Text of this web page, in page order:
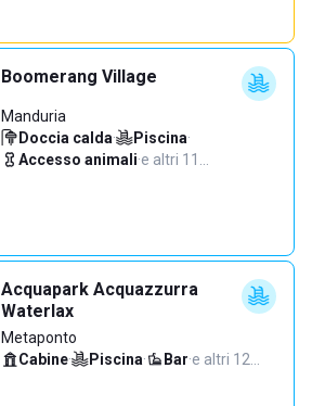
Boomerang Village
Manduria
Doccia calda· Piscina·
Accesso animali·e altri 11…
Acquapark Acquazzurra
Waterlax
Metaponto
Cabine· Piscina· Bar·e altri 12…